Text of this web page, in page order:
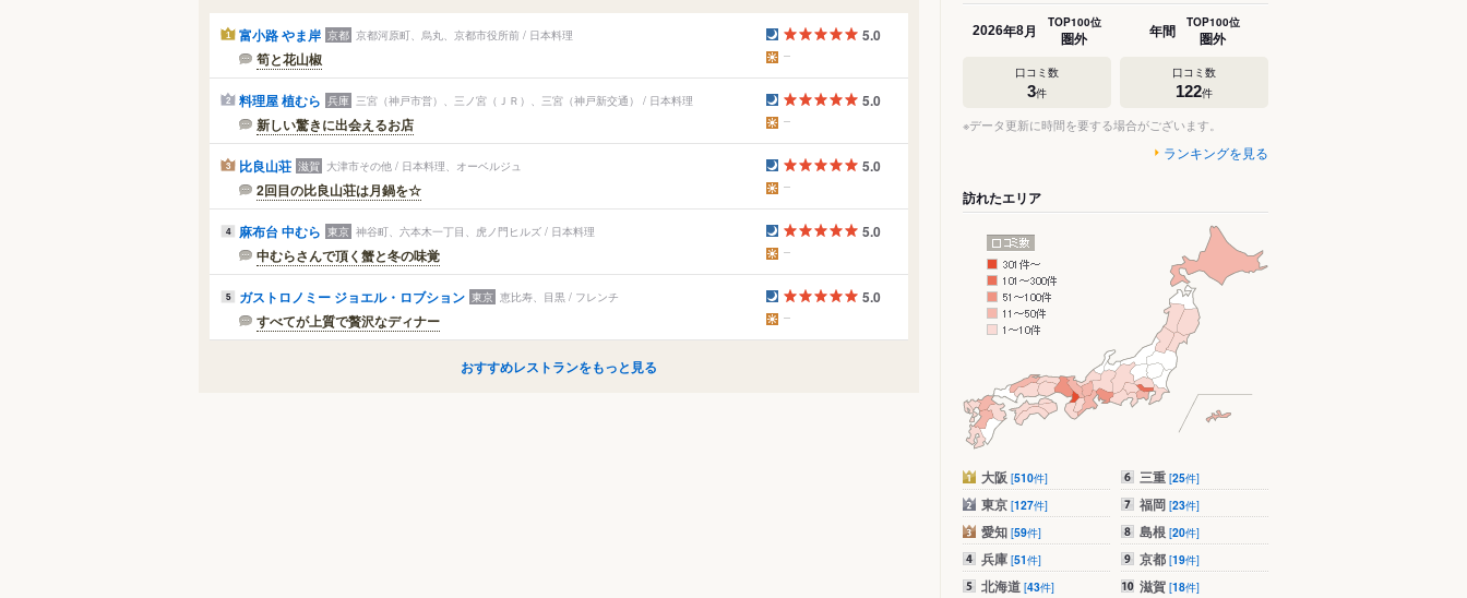
1 富小路 やま岸 京都 京都河原町、烏丸、京都市役所前 / 日本料理
筍と花山椒
5.0
2 料理屋 植むら 兵庫 三宮（神戸市営）、三ノ宮（ＪＲ）、三宮（神戸新交通） / 日本料理
新しい驚きに出会えるお店
5.0
3 比良山荘 滋賀 大津市その他 / 日本料理、オーベルジュ
2回目の比良山荘は月鍋を☆
5.0
4 麻布台 中むら 東京 神谷町、六本木一丁目、虎ノ門ヒルズ / 日本料理
中むらさんで頂く蟹と冬の味覚
5.0
5 ガストロノミー ジョエル・ロブション 東京 恵比寿、目黒 / フレンチ
すべてが上質で贅沢なディナー
5.0
おすすめレストランをもっと見る
2026年8月 TOP100位
圏外
口コミ数
3件
年間 TOP100位
圏外
口コミ数
122件
※データ更新に時間を要する場合がございます。
ランキングを見る
訪れたエリア
大阪 [510件]
東京 [127件]
愛知 [59件]
兵庫 [51件]
北海道 [43件]
三重 [25件]
福岡 [23件]
島根 [20件]
京都 [19件]
滋賀 [18件]